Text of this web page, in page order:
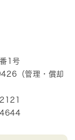
1号
（管理・償却
4644